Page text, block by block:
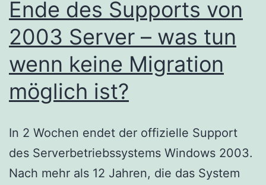
Ende des Supports von
2003 Server – was tun
wenn keine Migration
möglich ist?
In 2 Wochen endet der offizielle Support
des Serverbetriebssystems Windows 2003.
Nach mehr als 12 Jahren, die das System